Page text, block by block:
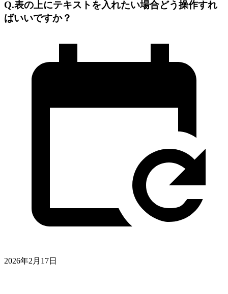
Q.表の上にテキストを入れたい場合どう操作すれ
ばいいですか？
2026年2月17日